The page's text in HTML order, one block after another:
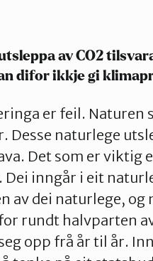
av CO2
difor ikkje gi
er feil. Naturen
Desse naturlege
Det som er viktig
inngår i eit
av dei naturlege,
rundt halvparten
opp frå år til år.